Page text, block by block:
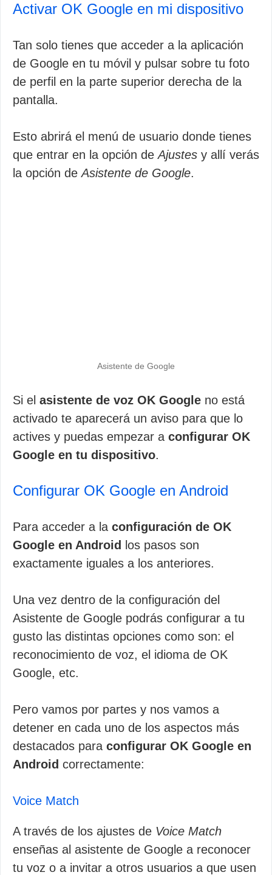
Activar OK Google en mi dispositivo
Tan solo tienes que acceder a la aplicación
de Google en tu móvil y pulsar sobre tu foto
de perfil en la parte superior derecha de la
pantalla.
Esto abrirá el menú de usuario donde tienes
que entrar en la opción deAjustes y allí verás
la opción deAsistente de Google.
Asistente de Google
Si el asistente de voz OK Google no está
activado te aparecerá un aviso para que lo
actives y puedas empezar a configurar OK
Google en tu dispositivo.
Configurar OK Google en Android
Para acceder a la configuración de OK
Google en Android
los pasos son
exactamente iguales a los anteriores.
Una vez dentro de la configuración del
Asistente de Google podrás configurar a tu
gusto las distintas opciones como son: el
reconocimiento de voz, el idioma de OK
Google, etc.
Pero vamos por partes y nos vamos a
detener en cada uno de los aspectos más
destacados para configurar OK Google en
Android correctamente:
Voice Match
A través de los ajustes de Voice Match
enseñas al asistente de Google a reconocer
tu voz o a invitar a otros usuarios a que usen